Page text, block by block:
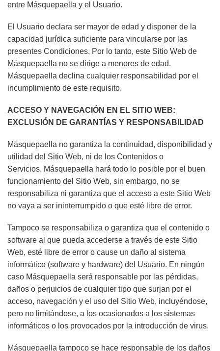
entre Másquepaella y el Usuario.
El Usuario declara ser mayor de edad y disponer de la
capacidad jurídica suficiente para vincularse por las
presentes Condiciones. Por lo tanto, este Sitio Web de
Másquepaella no se dirige a menores de edad.
Másquepaella declina cualquier responsabilidad por el
incumplimiento de este requisito.
ACCESO Y NAVEGACIÓN EN EL SITIO WEB:
EXCLUSIÓN DE GARANTÍAS Y RESPONSABILIDAD
Másquepaella no garantiza la continuidad, disponibilidad y
utilidad del Sitio Web, ni de los Contenidos o
Servicios. Másquepaella hará todo lo posible por el buen
funcionamiento del Sitio Web, sin embargo, no se
responsabiliza ni garantiza que el acceso a este Sitio Web
no vaya a ser ininterrumpido o que esté libre de error.
Tampoco se responsabiliza o garantiza que el contenido o
software al que pueda accederse a través de este Sitio
Web, esté libre de error o cause un daño al sistema
informático (software y hardware) del Usuario. En ningún
caso Másquepaella será responsable por las pérdidas,
daños o perjuicios de cualquier tipo que surjan por el
acceso, navegación y el uso del Sitio Web, incluyéndose,
pero no limitándose, a los ocasionados a los sistemas
informáticos o los provocados por la introducción de virus.
Másquepaella tampoco se hace responsable de los daños